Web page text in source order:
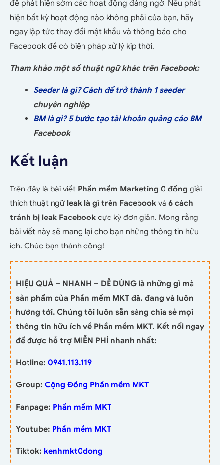
để phát hiện sớm các hoạt động đáng ngờ. Nếu phát
hiện bất kỳ hoạt động nào không phải của bạn, hãy
ngay lập tức thay đổi mật khẩu và thông báo cho
Facebook để có biện pháp xử lý kịp thời.
Tham khảo một số thuật ngữ khác trên Facebook:
Seeder là gì? Cách để trở thành 1 seeder
chuyên nghiệp
BM là gì? 5 bước tạo tài khoản quảng cáo BM
Facebook
Kết luận
Trên đây là bài viết Phần mềm Marketing 0 đồng giải
thích thuật ngữ leak là gì trên Facebook và 6 cách
tránh bị leak Facebook cực kỳ đơn giản. Mong rằng
bài viết này sẽ mang lại cho bạn những thông tin hữu
ích. Chúc bạn thành công!
HIỆU QUẢ – NHANH – DỄ DÙNG là những gì mà
sản phẩm của Phần mềm MKT đã, đang và luôn
hướng tới. Chúng tôi luôn sẵn sàng chia sẻ mọi
thông tin hữu ích về Phần mềm MKT. Kết nối ngay
để được hỗ trợ MIỄN PHÍ nhanh nhất:
Hotline: 0941.113.119
Group: Cộng Đồng Phần mềm MKT
Fanpage: Phần mềm MKT
Youtube: Phần mềm MKT
Tiktok: kenhmkt0dong